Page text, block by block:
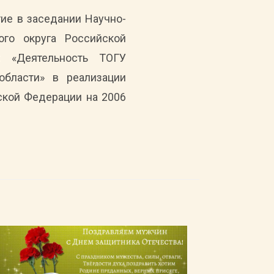
в заседании Научно-
округа Российской
ТОГУ
в реализации
Федерации на 2006